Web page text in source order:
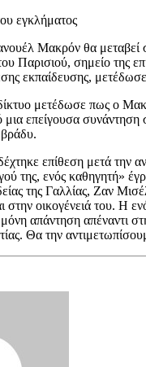
εγκλήματος
Μακρόν θα μεταβεί
Παρισιού, σημείο της
εκπαίδευσης,
μετέδωσε πως ο
μια επείγουσα συνάντηση
επίθεση μετά την
της, ενός καθηγητή»
της Γαλλίας, Ζαν
οικογένειά του. Η
απάντηση απέναντι
Θα την